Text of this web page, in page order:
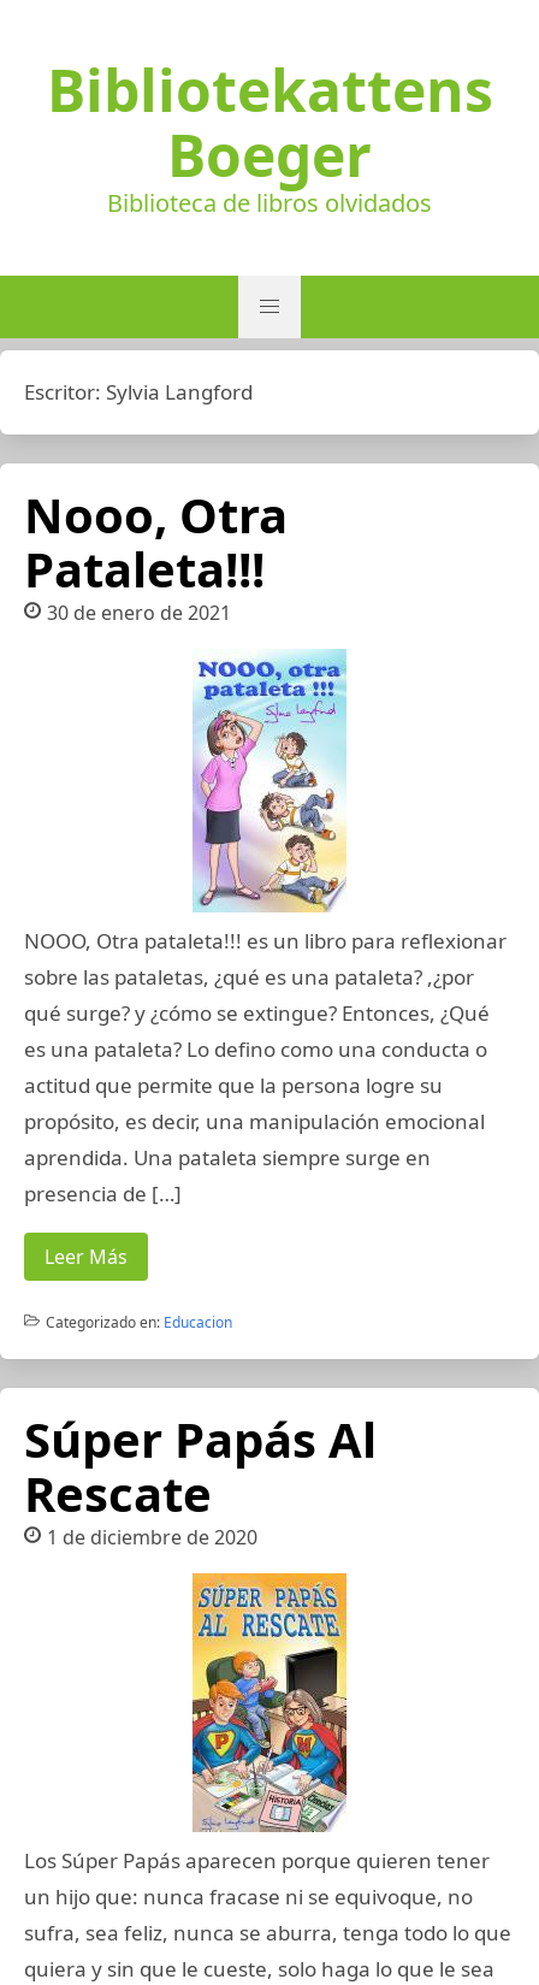
Bibliotekattens
Boeger
Biblioteca de libros olvidados
Escritor: Sylvia Langford
Nooo, Otra
Pataleta!!!
30 de enero de 2021
NOOO, Otra pataleta!!! es un libro para reflexionar
sobre las pataletas, ¿qué es una pataleta? ,¿por
qué surge? y ¿cómo se extingue? Entonces, ¿Qué
es una pataleta? Lo defino como una conducta o
actitud que permite que la persona logre su
propósito, es decir, una manipulación emocional
aprendida. Una pataleta siempre surge en
presencia de […]
Leer Más
Categorizado en: Educacion
Súper Papás Al
Rescate
1 de diciembre de 2020
Los Súper Papás aparecen porque quieren tener
un hijo que: nunca fracase ni se equivoque, no
sufra, sea feliz, nunca se aburra, tenga todo lo que
quiera y sin que le cueste, solo haga lo que le sea